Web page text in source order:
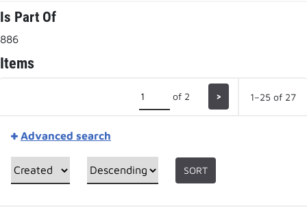
Is Part Of
886
Items
of 2 > 1–25 of 27
Advanced search
SORT